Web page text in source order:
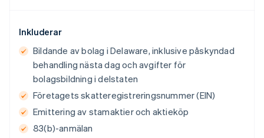
Inkluderar
Bildande av bolag i Delaware, inklusive påskyndad
behandling nästa dag och avgifter för
bolagsbildning i delstaten
Företagets skatteregistreringsnummer (EIN)
Emittering av stamaktier och aktieköp
83(b)-anmälan
Förenade Arabemiraten
Gibraltar
English
Grekland
English
Hongkong SAR, Kina
English简体中文
Indien